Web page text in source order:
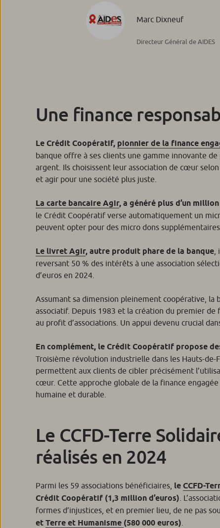
Marc Dixneuf
Directeur Général de AIDES
Une finance
Le Crédit Coopératif, pionnier de la finance
banque offre à ses clients une gamme innovante
argent. Ils choisissent leur association de cœur
et agir pour une société plus juste.
La carte bancaire Agir, a généré plus d’un
le Crédit Coopératif verse automatiquement un
peuvent opter pour des micro dons
Le livret Agir, autre produit phare de la banque
reversant 50 % des intérêts à une association
d’euros en 2024.
Assumant sa dimension pleinement coopérative, la
associatif. Depuis 1983 et la création du premier
au profit d’associations. Un appui devenu crucial
En complément, le Crédit Coopératif propose
Troisième révolution industrielle dans les Hauts-de-
permettent aux clients de cibler précisément
cœur. Cette approche globale de la finance
humaine et durable.
Le CCFD-Terre
réalisés en 2024
Parmi les 59 associations bénéficiaires, le CCFD-
Crédit Coopératif (1,3 million d’euros) .
formes d’injustices, et en premier lieu, de ne pas
et Terre et Humanisme (580 000 euros)